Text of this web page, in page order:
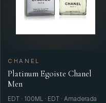
CHANEL
Platinum Egoiste Chanel
Men
EDT · 100ML · EDT · Amaderada